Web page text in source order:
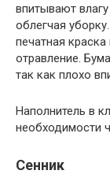
впитывают
облегчая
печатная
отравление.
так как плохо
Наполнитель в
необходимости
Сенник